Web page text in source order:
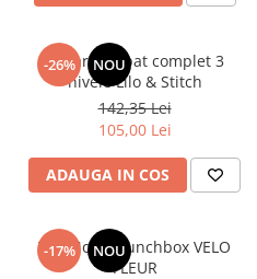
-26% NOU
Penar echipat complet 3
nivele Lilo & Stitch
142,35 Lei
105,00 Lei
ADAUGA IN COS
-17% NOU
TOPModel Lunchbox VELO
FLEUR